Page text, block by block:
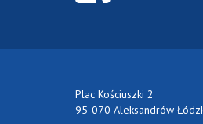
Plac Kościuszki 2
95-070 Aleksandrów